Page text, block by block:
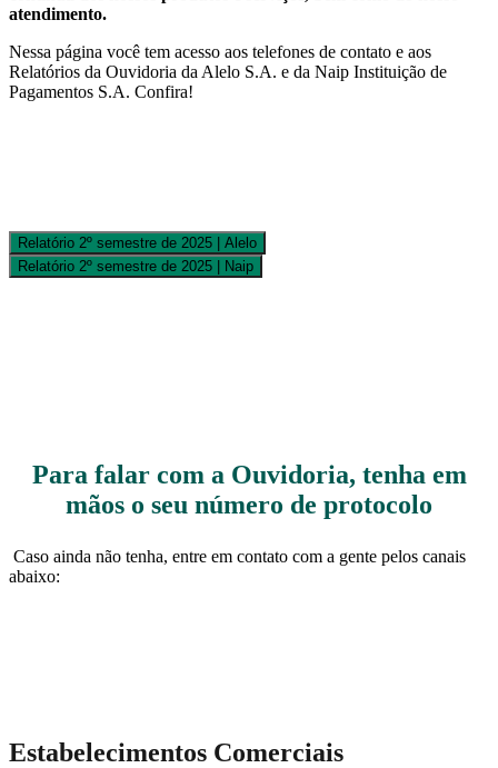
atendimento.
Nessa página você tem acesso aos telefones de contato e aos
Relatórios da Ouvidoria da Alelo S.A. e da Naip Instituição de
Pagamentos S.A. Confira!
Relatório 2º semestre de 2025 | Alelo
Relatório 2º semestre de 2025 | Naip
Para falar com a Ouvidoria, tenha em
mãos o seu número de protocolo
Caso ainda não tenha, entre em contato com a gente pelos canais
abaixo:
Estabelecimentos Comerciais